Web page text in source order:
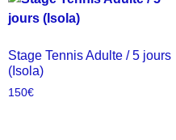
Stage Tennis Adulte / 5 jours
(Isola)
150€